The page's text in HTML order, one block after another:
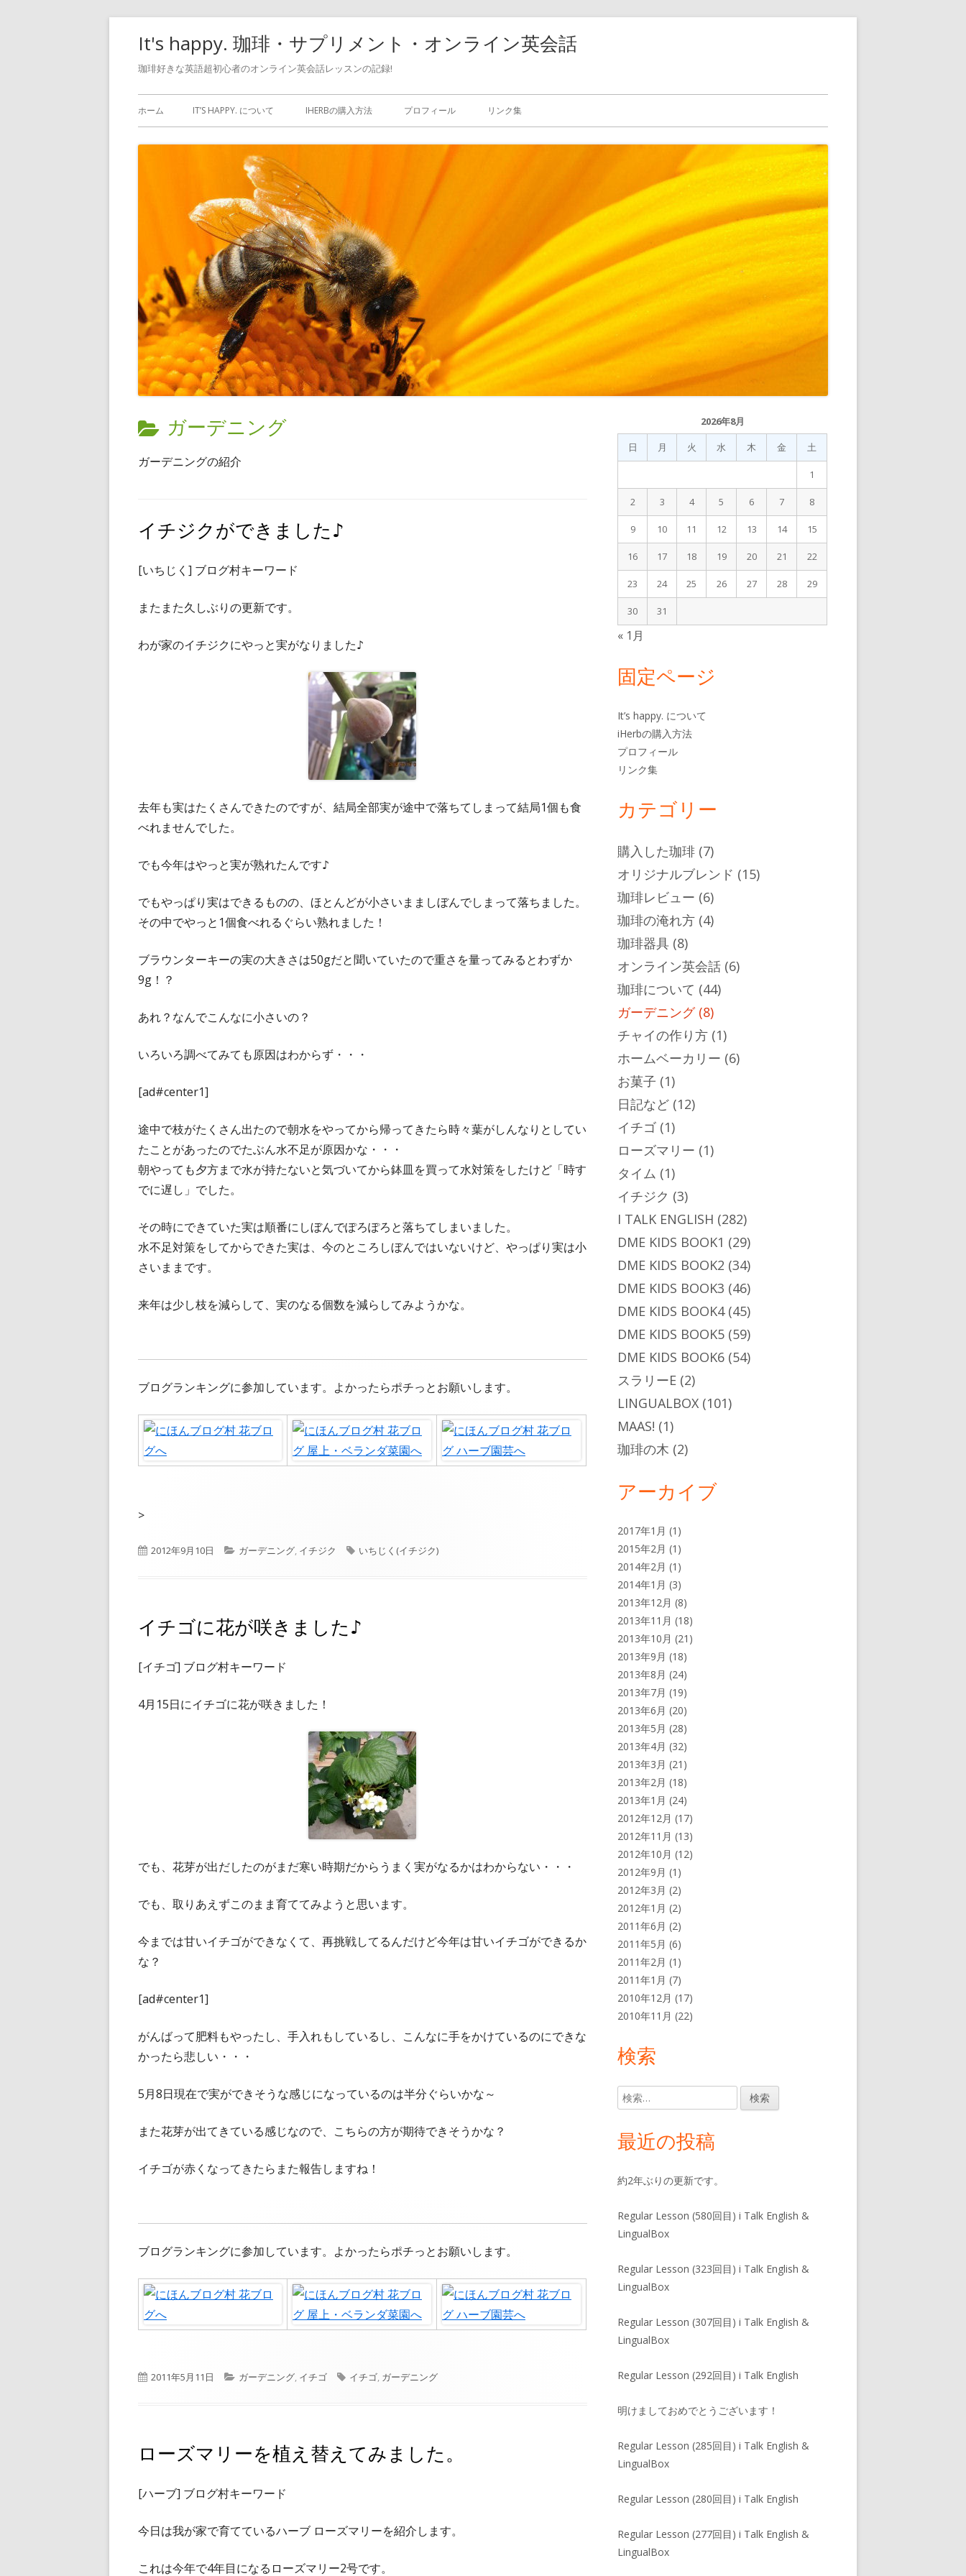
It's happy. 珈琲・サプリメント・オンライン英会話
珈琲好きな英語超初心者のオンライン英会話レッスンの記録!
メ
イ
ー
ホーム IT’S HAPPY. について IHERBの購入方法 プロフィール リンク集
カ
テ
ー:
ガーデニング
ガーデニングの紹介
イチジクができました♪
[いちじく] ブログ村キーワード
またまた久しぶりの更新です。
わが家のイチジクにやっと実がなりました♪
去年も実はたくさんできたのですが、結局全部実が途中で落ちてしまって結局1個も食
べれませんでした。
でも今年はやっと実が熟れたんです♪
でもやっぱり実はできるものの、ほとんどが小さいまましぼんでしまって落ちました。
その中でやっと1個食べれるぐらい熟れました！
ブラウンターキーの実の大きさは50gだと聞いていたので重さを量ってみるとわずか
9g！？
あれ？なんでこんなに小さいの？
いろいろ調べてみても原因はわからず・・・
[ad#center1]
途中で枝がたくさん出たので朝水をやってから帰ってきたら時々葉がしんなりとしてい
たことがあったのでたぶん水不足が原因かな・・・
朝やっても夕方まで水が持たないと気づいてから鉢皿を買って水対策をしたけど「時す
でに遅し」でした。
その時にできていた実は順番にしぼんでぽろぽろと落ちてしまいました。
水不足対策をしてからできた実は、今のところしぼんではいないけど、やっぱり実は小
さいままです。
来年は少し枝を減らして、実のなる個数を減らしてみようかな。
ブログランキングに参加しています。よかったらポチっとお願いします。
>
公
2012年9月10日
カ
ガーデニング, イチジク
タ
いちじく(イチジク)
イチゴに花が咲きました♪
[イチゴ] ブログ村キーワード
4月15日にイチゴに花が咲きました！
でも、花芽が出だしたのがまだ寒い時期だからうまく実がなるかはわからない・・・
でも、取りあえずこのまま育ててみようと思います。
今までは甘いイチゴができなくて、再挑戦してるんだけど今年は甘いイチゴができるか
な？
[ad#center1]
がんばって肥料もやったし、手入れもしているし、こんなに手をかけているのにできな
かったら悲しい・・・
5月8日現在で実ができそうな感じになっているのは半分ぐらいかな～
また花芽が出てきている感じなので、こちらの方が期待できそうかな？
イチゴが赤くなってきたらまた報告しますね！
ブログランキングに参加しています。よかったらポチっとお願いします。
公
2011年5月11日
カ
ガーデニング, イチゴ
タ
イチゴ, ガーデニング
ローズマリーを植え替えてみました。
[ハーブ] ブログ村キーワード
今日は我が家で育てているハーブ ローズマリーを紹介します。
これは今年で4年目になるローズマリー2号です。
メ
イ
ン
サ
イ
ド
バ
ー
2026年8月
日
月 火 水 木 金 土
1
2 3 4 5 6 7 8
9 10 11 12 13 14 15
16 17 18 19 20 21 22
23 24 25 26 27 28 29
30 31
« 1月
固定ページ
It’s happy. について
iHerbの購入方法
プロフィール
リンク集
カテゴリー
購入した珈琲 (7)
オリジナルブレンド (15)
珈琲レビュー (6)
珈琲の淹れ方 (4)
珈琲器具 (8)
オンライン英会話 (6)
珈琲について (44)
ガーデニング(8)
チャイの作り方 (1)
ホームベーカリー (6)
お菓子 (1)
日記など (12)
イチゴ (1)
ローズマリー (1)
タイム (1)
イチジク (3)
I TALK ENGLISH (282)
DME KIDS BOOK1 (29)
DME KIDS BOOK2 (34)
DME KIDS BOOK3 (46)
DME KIDS BOOK4(45)
DME KIDS BOOK5 (59)
DME KIDS BOOK6 (54)
スラリーE (2)
LINGUALBOX (101)
MAAS! (1)
珈琲の木 (2)
アーカイブ
2017年1月 (1)
2015年2月 (1)
2014年2月 (1)
2014年1月 (3)
2013年12月 (8)
2013年11月 (18)
2013年10月 (21)
2013年9月 (18)
2013年8月 (24)
2013年7月 (19)
2013年6月 (20)
2013年5月 (28)
2013年4月 (32)
2013年3月 (21)
2013年2月 (18)
2013年1月 (24)
2012年12月 (17)
2012年11月 (13)
2012年10月 (12)
2012年9月 (1)
2012年3月 (2)
2012年1月 (2)
2011年6月 (2)
2011年5月 (6)
2011年2月 (1)
2011年1月 (7)
2010年12月 (17)
2010年11月 (22)
検索
検
索:
最近の投稿
約2年ぶりの更新です。
Regular Lesson (580回目) i Talk English &
LingualBox
Regular Lesson (323回目) i Talk English &
LingualBox
Regular Lesson (307回目) i Talk English &
LingualBox
Regular Lesson (292回目) i Talk English
明けましておめでとうございます！
Regular Lesson (285回目) i Talk English &
LingualBox
Regular Lesson (280回目) i Talk English
Regular Lesson (277回目) i Talk English &
LingualBox